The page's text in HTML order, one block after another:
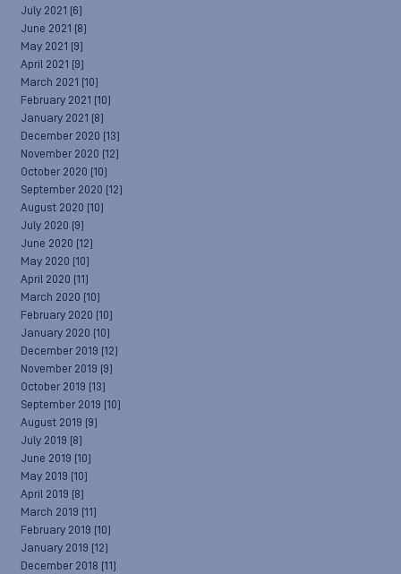
July 2021 (6)
June 2021 (8)
May 2021 (9)
April 2021 (9)
March 2021 (10)
February 2021 (10)
January 2021 (8)
December 2020 (13)
November 2020 (12)
October 2020 (10)
September 2020 (12)
August 2020 (10)
July 2020 (9)
June 2020 (12)
May 2020 (10)
April 2020 (11)
March 2020 (10)
February 2020 (10)
January 2020 (10)
December 2019 (12)
November 2019 (9)
October 2019 (13)
September 2019 (10)
August 2019 (9)
July 2019 (8)
June 2019 (10)
May 2019 (10)
April 2019 (8)
March 2019 (11)
February 2019 (10)
January 2019 (12)
December 2018 (11)